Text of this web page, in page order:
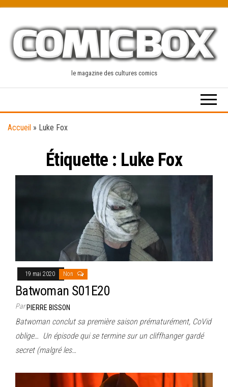
content
le magazine des cultures comics
Accueil » Luke Fox
Étiquette : Luke Fox
19 mai 2020 Non
Batwoman S01E20
ParPIERRE BISSON
Batwoman conclut sa première saison prématurément, CoVid
oblige… Un épisode qui se termine sur un cliffhanger gardé
secret (malgré les…